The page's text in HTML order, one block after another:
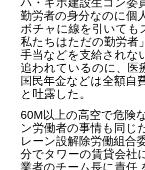
ハ・ギホ建設生コン委
勤労者の身分なのに個
ボチャに線を引いて
私たちはただの勤労者
手当などを支給されな
追われているのに、医
国民年金などは全額自
と吐露した。
60M以上の高空で危険
ン労働者の事情も同じ
レーン設解除労働組合
分でタワーの賃貸会社
業者のチーム長に責任